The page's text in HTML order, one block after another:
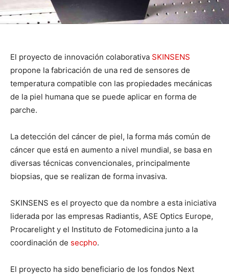
El proyecto de innovación colaborativa SKINSENS
propone la fabricación de una red de sensores de
temperatura compatible con las propiedades mecánicas
de la piel humana que se puede aplicar en forma de
parche.
La detección del cáncer de piel, la forma más común de
cáncer que está en aumento a nivel mundial, se basa en
diversas técnicas convencionales, principalmente
biopsias, que se realizan de forma invasiva.
SKINSENS es el proyecto que da nombre a esta iniciativa
liderada por las empresas Radiantis, ASE Optics Europe,
Procarelight y el Instituto de Fotomedicina junto a la
coordinación de secpho.
El proyecto ha sido beneficiario de los fondos Next